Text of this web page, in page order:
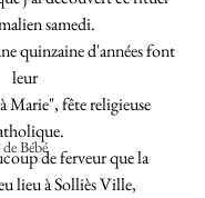
Bébé
samedi.
quinzaine d'années font
leur
Marie", fête religieuse
de ferveur que la
lieu à Solliès Ville,